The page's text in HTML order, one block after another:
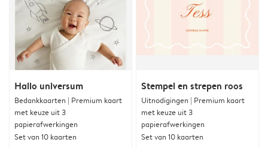
Hallo universum
Bedankkaarten | Premium kaart
met keuze uit 3
papierafwerkingen
Set van 10 kaarten
Stempel en strepen roos
Uitnodigingen | Premium kaart
met keuze uit 3
papierafwerkingen
Set van 10 kaarten